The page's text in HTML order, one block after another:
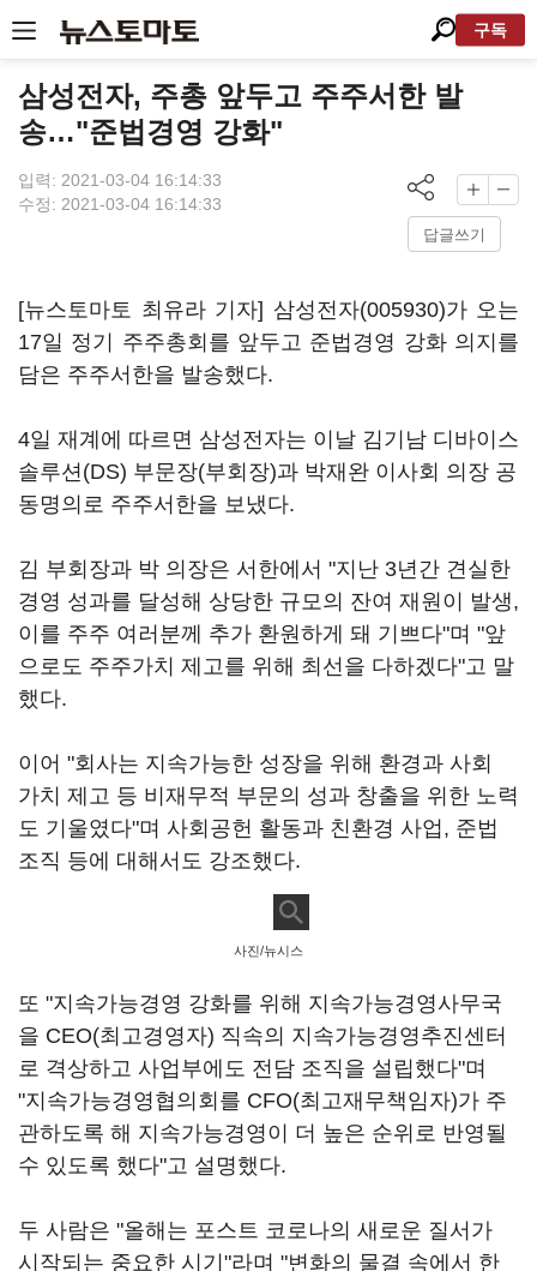
구독
삼성전자, 주총 앞두고 주주서한 발
송…"준법경영 강화"
입력: 2021-03-04 16:14:33
수정: 2021-03-04 16:14:33
답글쓰기
[뉴스토마토 최유라 기자] 삼성전자(005930)가 오는
17일 정기 주주총회를 앞두고 준법경영 강화 의지를
담은 주주서한을 발송했다.
4일 재계에 따르면 삼성전자는 이날 김기남 디바이스
솔루션(DS) 부문장(부회장)과 박재완 이사회 의장 공
동명의로 주주서한을 보냈다.
김 부회장과 박 의장은 서한에서 "지난 3년간 견실한
경영 성과를 달성해 상당한 규모의 잔여 재원이 발생,
이를 주주 여러분께 추가 환원하게 돼 기쁘다"며 "앞
으로도 주주가치 제고를 위해 최선을 다하겠다"고 말
했다.
이어 "회사는 지속가능한 성장을 위해 환경과 사회
가치 제고 등 비재무적 부문의 성과 창출을 위한 노력
도 기울였다"며 사회공헌 활동과 친환경 사업, 준법
조직 등에 대해서도 강조했다.
사진/뉴시스
또 "지속가능경영 강화를 위해 지속가능경영사무국
을 CEO(최고경영자) 직속의 지속가능경영추진센터
로 격상하고 사업부에도 전담 조직을 설립했다"며
"지속가능경영협의회를 CFO(최고재무책임자)가 주
관하도록 해 지속가능경영이 더 높은 순위로 반영될
수 있도록 했다"고 설명했다.
두 사람은 "올해는 포스트 코로나의 새로운 질서가
시작되는 중요한 시기"라며 "변화의 물결 속에서 한